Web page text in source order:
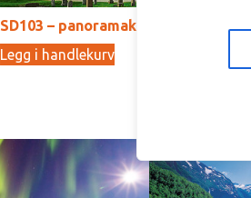
SD103 – panoramakort
Legg i handlekurv